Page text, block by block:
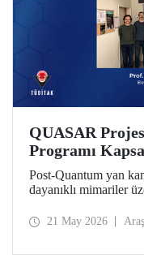
QUASAR
Programı
Kazandı
Post-Quantum yan
dayanıklı mimariler
Architectures for
21 May 2026